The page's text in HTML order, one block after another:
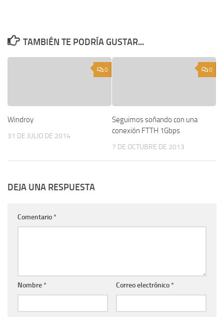
TAMBIÉN TE PODRÍA GUSTAR...
0
Windroy
31 DE JULIO DE 2014
0
Seguimos soñando con una
conexión FTTH 1Gbps
7 DE OCTUBRE DE 2013
DEJA UNA RESPUESTA
Comentario*
Nombre* Correo electrónico*